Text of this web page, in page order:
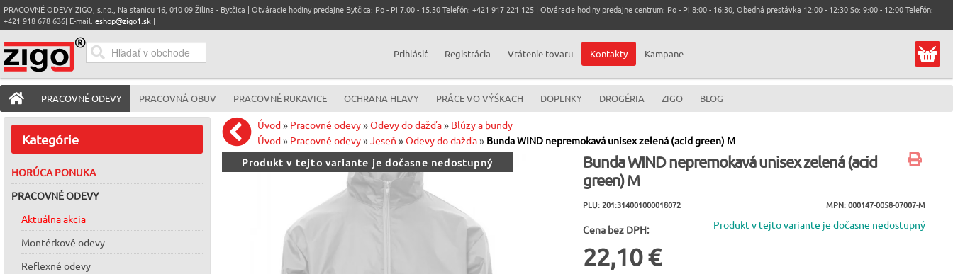
PRACOVNÉ ODEVY ZIGO, s.r.o., Na stanicu 16, 010 09 Žilina - Bytčica | Otváracie hodiny predajne Bytčica: Po - Pi 7.00 - 15.30 Telefón: +421 917 221 125 | Otváracie hodiny predajne centrum: Po - Pi 8:00 - 16:30, Obedná prestávka 12:00 - 12:30 So: 9:00 - 12:00 Telefón:
+421 918 678 636| E-mail: eshop@zigo1.sk |
Prihlásiť Registrácia Vrátenie tovaru Kontakty Kampane
PRACOVNÉ ODEVY PRACOVNÁ OBUV PRACOVNÉ RUKAVICE OCHRANA HLAVY PRÁCE VO VÝŠKACH DOPLNKY DROGÉRIA ZIGO BLOG
Kategórie
HORÚCA PONUKA
PRACOVNÉ ODEVY
Aktuálna akcia
Montérkové odevy
Reflexné odevy
Úvod» Pracovné odevy»Odevy do dažďa» Blúzy a bundy
Úvod» Pracovné odevy»Jeseň »Odevy do dažďa» Bunda WIND nepremokavá unisex zelená (acid green) M
Produkt v tejto variante je dočasne nedostupný
Bunda WIND nepremokavá unisex zelená (acid
green) M
PLU: 201:314001000018072 MPN: 000147-0058-07007-M
Cena bez DPH:
22,10 €
Produkt v tejto variante je dočasne nedostupný